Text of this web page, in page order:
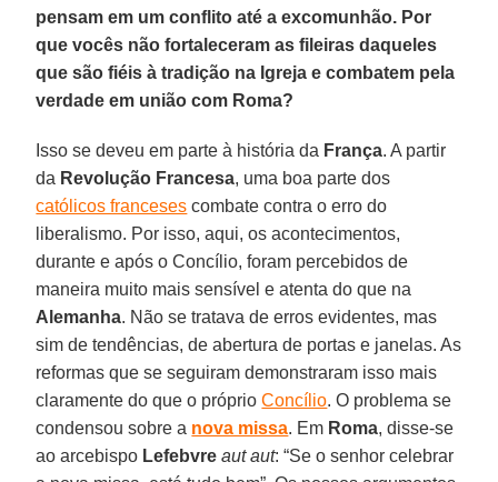
pensam em um conflito até a excomunhão. Por
que vocês não fortaleceram as fileiras daqueles
que são fiéis à tradição na Igreja e combatem pela
verdade em união com Roma?
Isso se deveu em parte à história da França. A partir
da Revolução Francesa, uma boa parte dos
católicos franceses combate contra o erro do
liberalismo. Por isso, aqui, os acontecimentos,
durante e após o Concílio, foram percebidos de
maneira muito mais sensível e atenta do que na
Alemanha. Não se tratava de erros evidentes, mas
sim de tendências, de abertura de portas e janelas. As
reformas que se seguiram demonstraram isso mais
claramente do que o próprioConcílio. O problema se
condensou sobre a nova missa. Em Roma, disse-se
ao arcebispo Lefebvre aut aut: “Se o senhor celebrar